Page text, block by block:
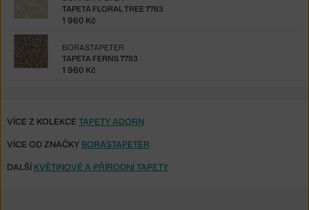
TAPETA FLORAL TREE 7763
1 960 Kč
TAPETA FERNS 7793
BORASTAPETER
1 960 Kč
VÍCE Z KOLEKCE TAPETY ADORN
VÍCE OD ZNAČKY BORASTAPETER
DALŠÍ KVĚTINOVÉ A PŘÍRODNÍ TAPETY